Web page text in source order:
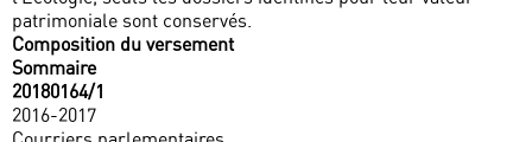
patrimoniale sont conservés.
Composition du versement
Sommaire
20180164/1
2016-2017